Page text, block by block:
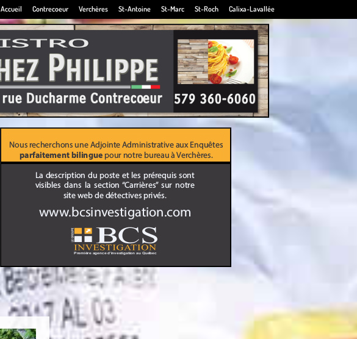
Accueil Contrecoeur Verchères St-Antoine St-Marc St-Roch Calixa-Lavallée